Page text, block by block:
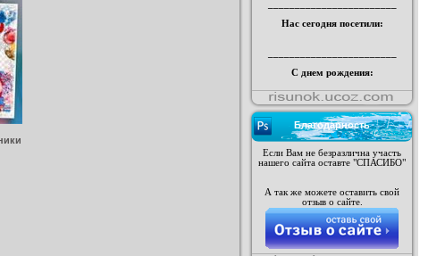
Нас сегодня посетили:
С днем рождения:
Благодарность
Если Вам не безразлична участь
нашего сайта оставте "СПАСИБО"
А так же можете оставить свой
отзыв о сайте.